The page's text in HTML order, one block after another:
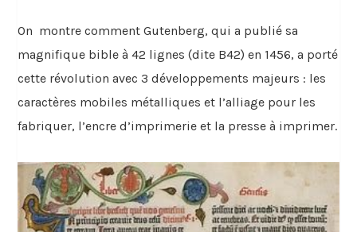
On montre comment Gutenberg, qui a publié sa
magnifique bible à 42 lignes (dite B42) en 1456, a porté
cette révolution avec 3 développements majeurs : les
caractères mobiles métalliques et l’alliage pour les
fabriquer, l’encre d’imprimerie et la presse à imprimer.